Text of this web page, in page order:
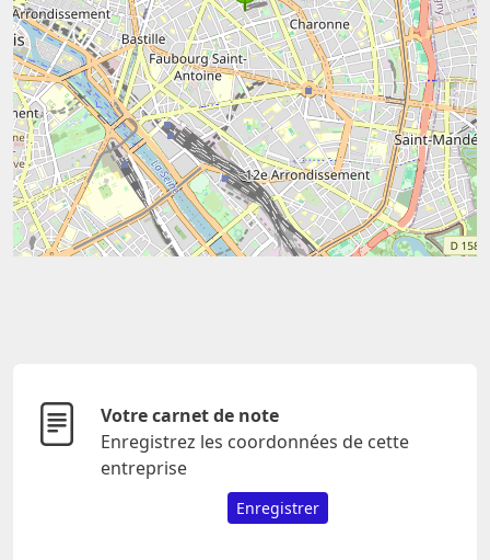
Votre carnet de note
Enregistrez les coordonnées de cette
entreprise
Enregistrer